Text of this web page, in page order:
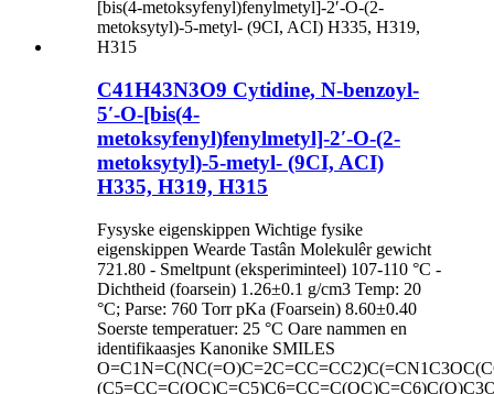
C41H43N3O9 Cytidine, N-benzoyl-
5′-O-[bis(4-
metoksyfenyl)fenylmetyl]-2′-O-(2-
metoksytyl)-5-metyl- (9CI, ACI)
H335, H319, H315
Fysyske eigenskippen Wichtige fysike
eigenskippen Wearde Tastân Molekulêr gewicht
721.80 - Smeltpunt (eksperiminteel) 107-110 °C -
Dichtheid (foarsein) 1.26±0.1 g/cm3 Temp: 20
°C; Parse: 760 Torr pKa (Foarsein) 8.60±0.40
Soerste temperatuer: 25 °C Oare nammen en
identifikaasjes Kanonike SMILES